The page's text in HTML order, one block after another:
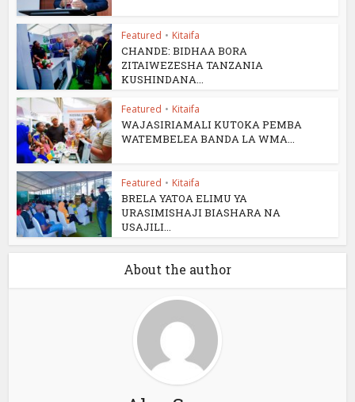
Featured • Kitaifa
CHANDE: BIDHAA BORA
ZITAIWEZESHA TANZANIA
KUSHINDANA...
Featured • Kitaifa
WAJASIRIAMALI KUTOKA PEMBA
WATEMBELEA BANDA LA WMA...
Featured • Kitaifa
BRELA YATOA ELIMU YA
URASIMISHAJI BIASHARA NA
USAJILI...
About the author